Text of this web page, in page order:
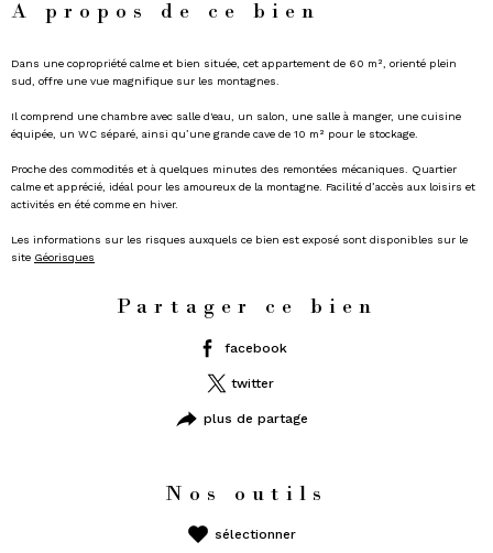
A propos de ce bien
Dans une copropriété calme et bien située, cet appartement de 60 m², orienté plein
sud, offre une vue magnifique sur les montagnes.
Il comprend une chambre avec salle d'eau, un salon, une salle à manger, une cuisine
équipée, un WC séparé, ainsi qu’une grande cave de 10 m² pour le stockage.
Proche des commodités et à quelques minutes des remontées mécaniques. Quartier
calme et apprécié, idéal pour les amoureux de la montagne. Facilité d’accès aux loisirs et
activités en été comme en hiver.
Les informations sur les risques auxquels ce bien est exposé sont disponibles sur le
site Géorisques
Partager ce bien
facebook
twitter
plus de partage
Nos outils
sélectionner